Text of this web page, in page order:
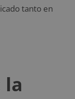
tanto en
la